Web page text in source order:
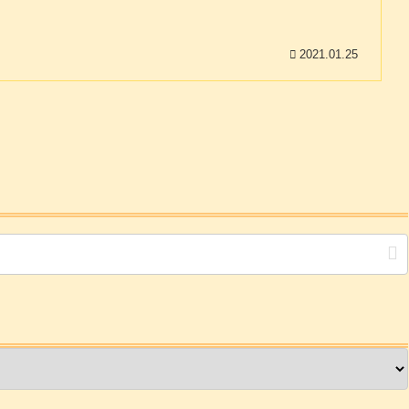
2021.01.25